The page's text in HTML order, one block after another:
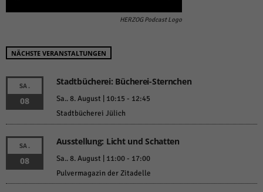
HERZOG Podcast Logo
NÄCHSTE VERANSTALTUNGEN
SA.
08
Stadtbücherei: Bücherei-Sternchen
Sa.. 8. August | 10:15 - 12:45
Stadtbücherei Jülich
SA.
08
Ausstellung: Licht und Schatten
Sa.. 8. August | 11:00- 17:00
Pulvermagazin der Zitadelle